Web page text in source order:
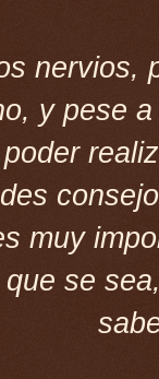
nervios,
y pese
muy
se